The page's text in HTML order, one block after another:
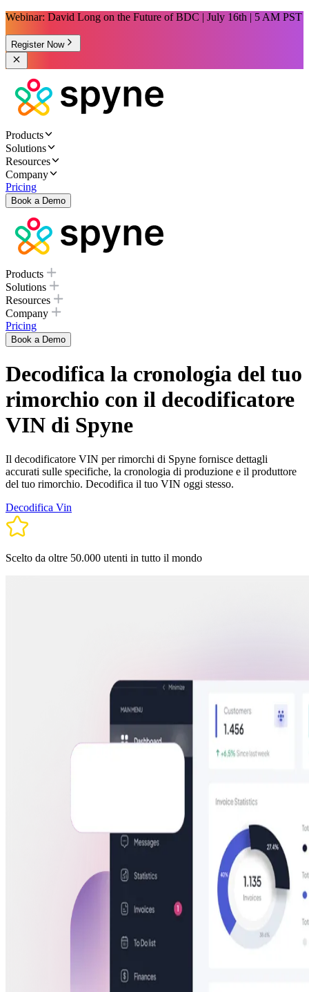
Webinar: David Long on the Future of BDC | July 16th | 5 AM PST
Register Now
Products
Solutions
Resources
Company
Pricing
Book a Demo
Products
Solutions
Resources
Company
Pricing
Book a Demo
Decodifica la cronologia del tuo
rimorchio con il decodificatore
VIN di Spyne
Il decodificatore VIN per rimorchi di Spyne fornisce dettagli
accurati sulle specifiche, la cronologia di produzione e il produttore
del tuo rimorchio. Decodifica il tuo VIN oggi stesso.
Decodifica Vin
Scelto da oltre 50.000 utenti in tutto il mondo